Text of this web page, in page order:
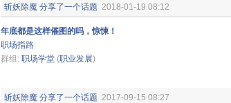
斩妖除魔 分享了一个话题 2018-01-19 08:12
年底都是这样催图的吗，惊悚！
职场指路
群组: 职场学堂 (职业发展)
斩妖除魔 分享了一个话题 2017-09-15 08:27